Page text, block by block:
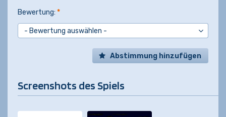
Bewertung: *
Abstimmung hinzufügen
Screenshots des Spiels